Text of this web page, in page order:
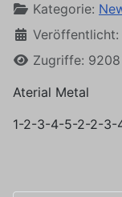
Kategorie:
Zugriffe: 9208
Aterial Metal
1-2-3-4-5-2-2-